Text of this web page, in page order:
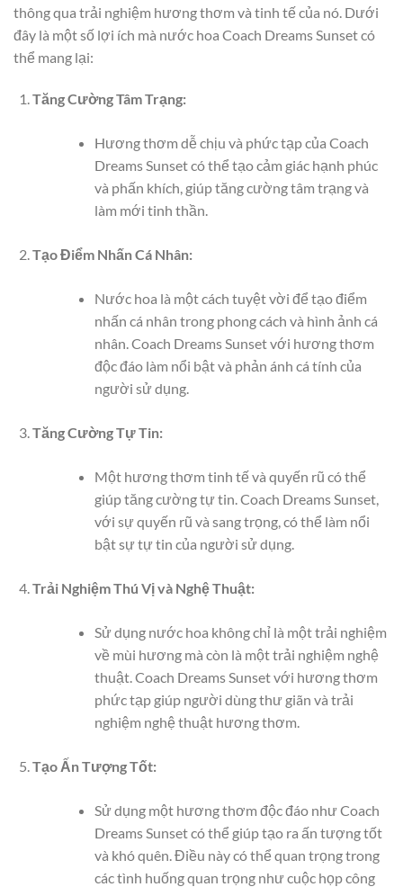
thông qua trải nghiệm hương thơm và tinh tế của nó. Dưới
đây là một số lợi ích mà nước hoa Coach Dreams Sunset có
thể mang lại:
Tăng Cường Tâm Trạng:
Hương thơm dễ chịu và phức tạp của Coach
Dreams Sunset có thể tạo cảm giác hạnh phúc
và phấn khích, giúp tăng cường tâm trạng và
làm mới tinh thần.
Tạo Điểm Nhấn Cá Nhân:
Nước hoa là một cách tuyệt vời để tạo điểm
nhấn cá nhân trong phong cách và hình ảnh cá
nhân. Coach Dreams Sunset với hương thơm
độc đáo làm nổi bật và phản ánh cá tính của
người sử dụng.
Tăng Cường Tự Tin:
Một hương thơm tinh tế và quyến rũ có thể
giúp tăng cường tự tin. Coach Dreams Sunset,
với sự quyến rũ và sang trọng, có thể làm nổi
bật sự tự tin của người sử dụng.
Trải Nghiệm Thú Vị và Nghệ Thuật:
Sử dụng nước hoa không chỉ là một trải nghiệm
về mùi hương mà còn là một trải nghiệm nghệ
thuật. Coach Dreams Sunset với hương thơm
phức tạp giúp người dùng thư giãn và trải
nghiệm nghệ thuật hương thơm.
Tạo Ấn Tượng Tốt:
Sử dụng một hương thơm độc đáo như Coach
Dreams Sunset có thể giúp tạo ra ấn tượng tốt
và khó quên. Điều này có thể quan trọng trong
các tình huống quan trọng như cuộc họp công